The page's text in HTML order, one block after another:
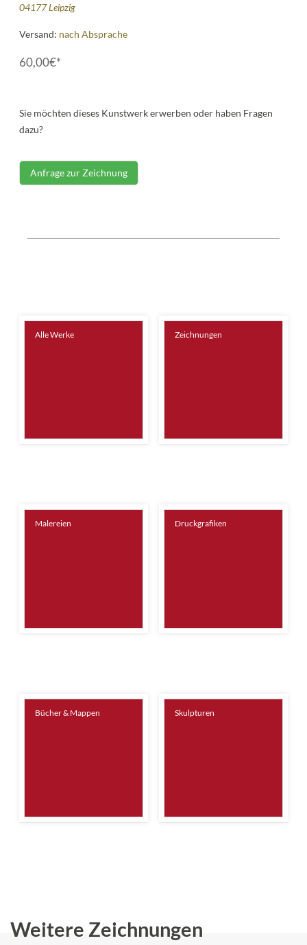
04177 Leipzig
Versand: nach Absprache
60,00€*
Sie möchten dieses Kunstwerk erwerben oder haben Fragen
dazu?
Anfrage zur Zeichnung
Alle Werke Zeichnungen
Malereien Druckgrafiken
Bücher & Mappen Skulpturen
Weitere Zeichnungen